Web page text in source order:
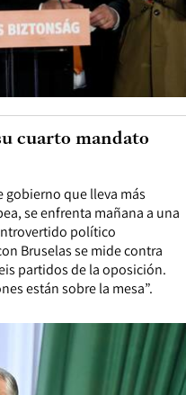
gobierno que lleva más
se enfrenta mañana a una
político
Bruselas se mide contra
partidos de la oposición.
están sobre la mesa”.
cuarto mandato